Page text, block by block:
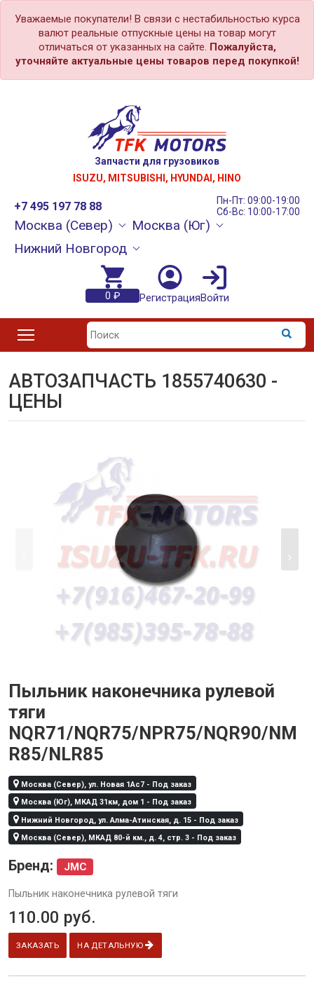
Уважаемые покупатели! В связи с нестабильностью курса
валют реальные отпускные цены на товар могут
отличаться от указанных на сайте. Пожалуйста,
уточняйте актуальные цены товаров перед покупкой!
Запчасти для грузовиков
ISUZU, MITSUBISHI, HYUNDAI, HINO
+7 495 197 78 88
Пн-Пт: 09:00-19:00
Сб-Вс: 10:00-17:00
Москва (Север)
Москва (Юг)
Нижний Новгород
0 ₽ РегистрацияВойти
АВТОЗАПЧАСТЬ 1855740630 -
ЦЕНЫ
Пыльник наконечника рулевой
тяги
NQR71/NQR75/NPR75/NQR90/NM
R85/NLR85
Москва (Север), ул. Новая 1Ас7 - Под заказ
Москва (Юг), МКАД 31км, дом 1 - Под заказ
Нижний Новгород, ул. Алма-Атинская, д. 15 - Под заказ
Москва (Север), МКАД 80-й км., д. 4, стр. 3 - Под заказ
Бренд: JMC
Пыльник наконечника рулевой тяги
110.00 руб.
ЗАКАЗАТЬ НА ДЕТАЛЬНУЮ